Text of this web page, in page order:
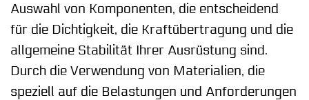
Auswahl von Komponenten, die entscheidend
für die Dichtigkeit, die Kraftübertragung und die
allgemeine Stabilität Ihrer Ausrüstung sind.
Durch die Verwendung von Materialien, die
speziell auf die Belastungen und Anforderungen